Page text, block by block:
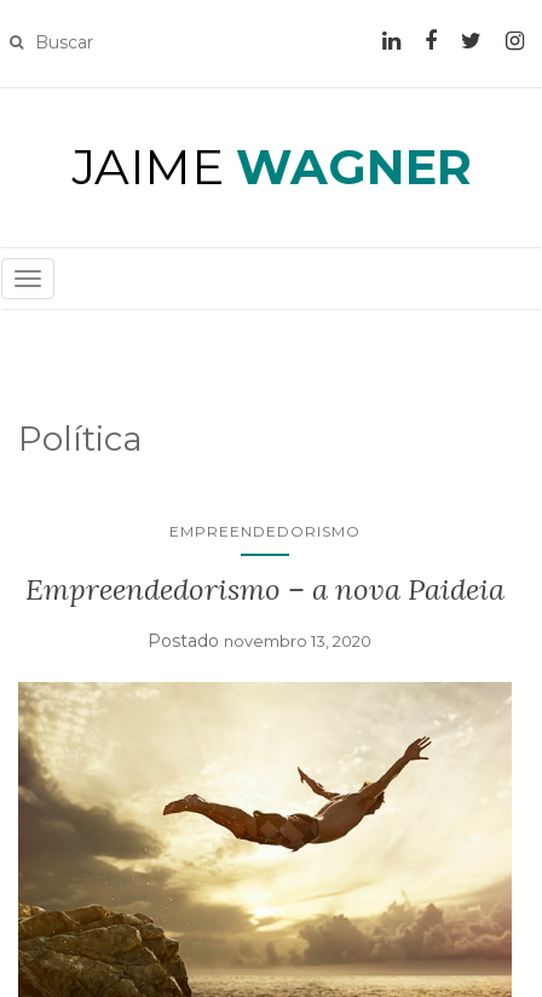
JAIME WAGNER
T
E
A
O
N
Política
EMPREENDEDORISMO
Empreendedorismo – a nova Paideia
Postado novembro 13, 2020